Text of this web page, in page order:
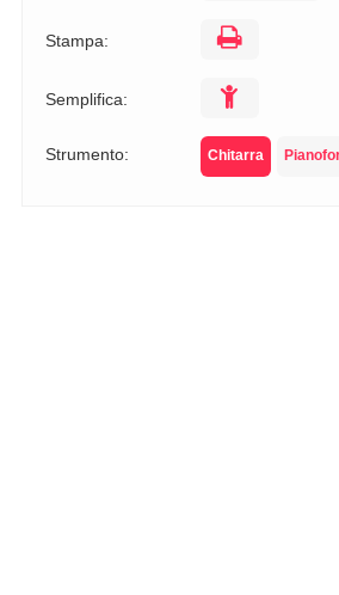
Stampa:
Semplifica:
Strumento: Chitarra